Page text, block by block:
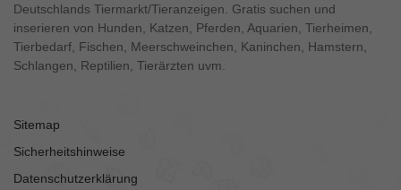
Deutschlands Tiermarkt/Tieranzeigen. Gratis suchen und
inserieren von Hunden, Katzen, Pferden, Aquarien, Tierheimen,
Tierbedarf, Fischen, Meerschweinchen, Kaninchen, Hamstern,
Schlangen, Reptilien, Tierärzten uvm.
Sitemap
Sicherheitshinweise
Datenschutzerklärung